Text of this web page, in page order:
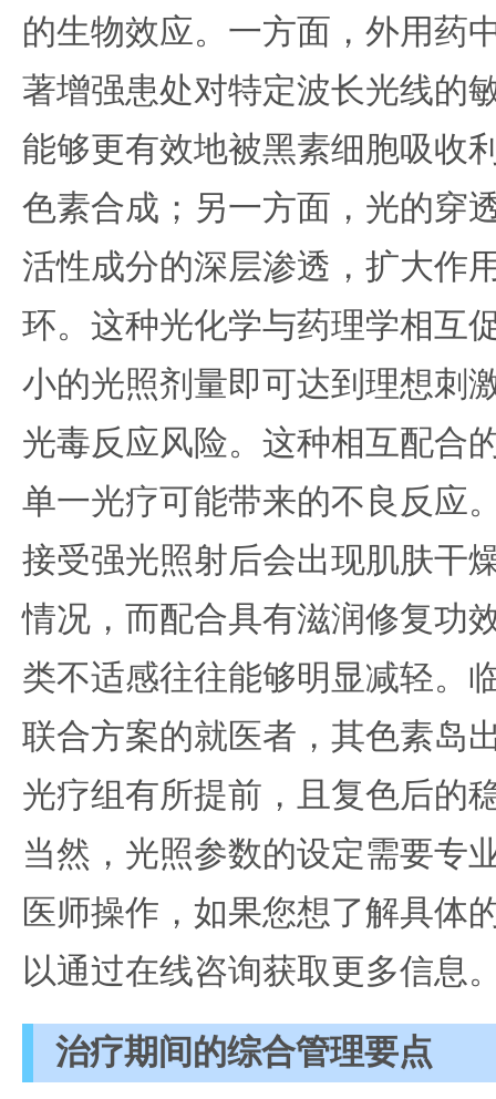
的生物效应。一方面，外用药
著增强患处对特定波长光线的
能够更有效地被黑素细胞吸收
色素合成；另一方面，光的穿
活性成分的深层渗透，扩大作
环。这种光化学与药理学相互
小的光照剂量即可达到理想刺
光毒反应风险。这种相互配合
单一光疗可能带来的不良反应
接受强光照射后会出现肌肤干
情况，而配合具有滋润修复功
类不适感往往能够明显减轻。
联合方案的就医者，其色素岛
光疗组有所提前，且复色后的
当然，光照参数的设定需要专
医师操作，如果您想了解具体
以通过在线咨询获取更多信息
治疗期间的综合管理要点